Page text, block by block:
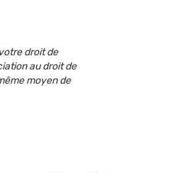
droit de
au droit de
moyen de